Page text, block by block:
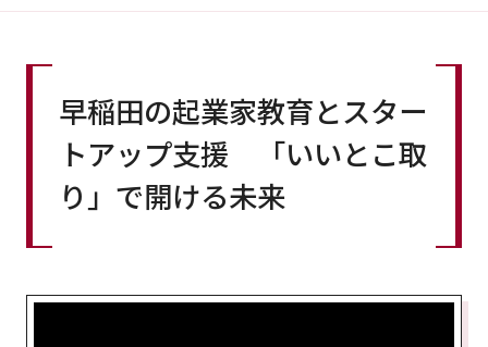
早稲田の起業家教育とスター
トアップ支援 「いいとこ取
り」で開ける未来